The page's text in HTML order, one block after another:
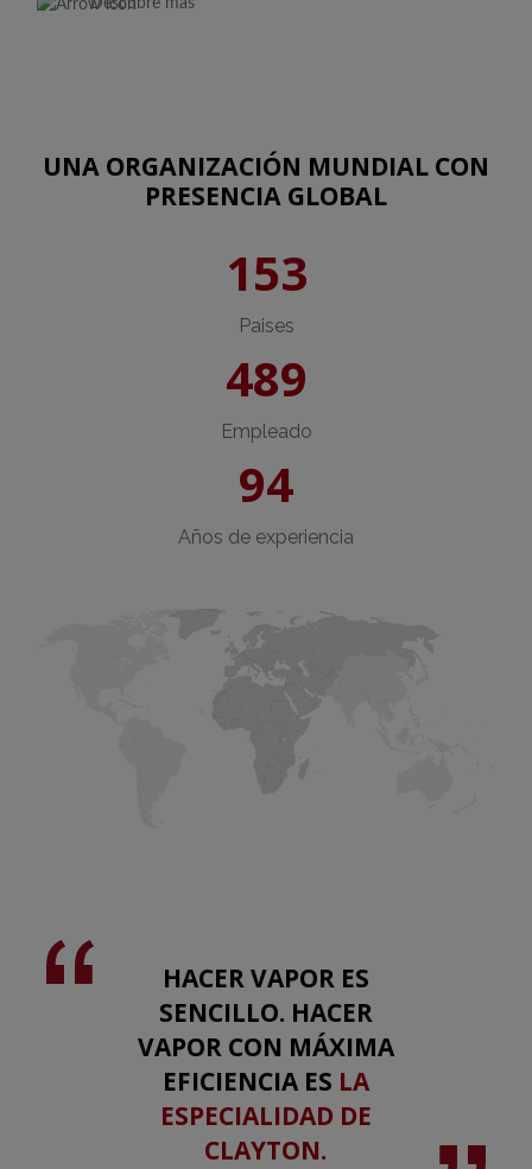
Descubre más
UNA ORGANIZACIÓN MUNDIAL CON
PRESENCIA GLOBAL
153
Paises
489
Empleado
94
Años de experiencia
HACER VAPOR ES
SENCILLO. HACER
VAPOR CON MÁXIMA
EFICIENCIA ES LA
ESPECIALIDAD DE
CLAYTON.